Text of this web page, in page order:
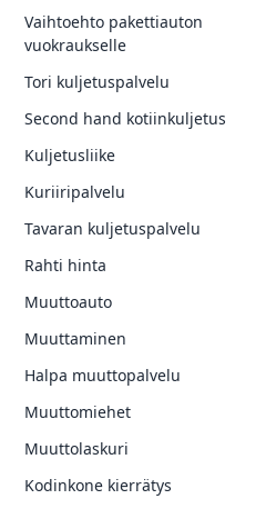
Vaihtoehto pakettiauton
vuokraukselle
Tori kuljetuspalvelu
Second hand kotiinkuljetus
Kuljetusliike
Kuriiripalvelu
Tavaran kuljetuspalvelu
Rahti hinta
Muuttoauto
Muuttaminen
Halpa muuttopalvelu
Muuttomiehet
Muuttolaskuri
Kodinkone kierrätys